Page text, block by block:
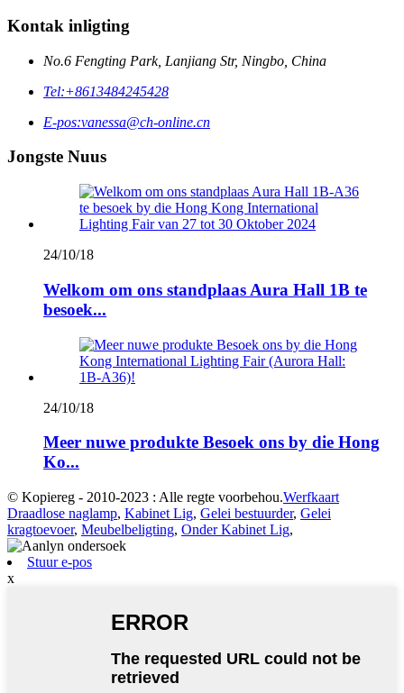
Kontak inligting
No.6 Fengting Park, Lanjiang Str, Ningbo, China
Tel:+8613484245428
E-pos:vanessa@ch-online.cn
Jongste Nuus
24/10/18
Welkom om ons standplaas Aura Hall 1B te
besoek...
24/10/18
Meer nuwe produkte Besoek ons ​​by die Hong
Ko...
© Kopiereg - 2010-2023 : Alle regte voorbehou.Werfkaart
Draadlose naglamp, Kabinet Lig, Gelei bestuurder, Gelei
kragtoevoer, Meubelbeligting, Onder Kabinet Lig,
Stuur e-pos
x